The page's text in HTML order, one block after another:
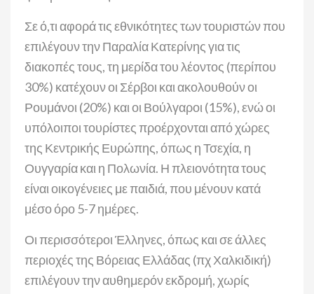
Σε ό,τι αφορά τις εθνικότητες των τουριστών που
επιλέγουν την Παραλία Κατερίνης για τις
διακοπές τους, τη μερίδα του λέοντος (περίπου
30%) κατέχουν οι Σέρβοι και ακολουθούν οι
Ρουμάνοι (20%) και οι Βούλγαροι (15%), ενώ οι
υπόλοιποι τουρίστες προέρχονται από χώρες
της Κεντρικής Ευρώπης, όπως η Τσεχία, η
Ουγγαρία και η Πολωνία. Η πλειονότητα τους
είναι οικογένειες με παιδιά, που μένουν κατά
μέσο όρο 5-7 ημέρες.
Οι περισσότεροι Έλληνες, όπως και σε άλλες
περιοχές της Βόρειας Ελλάδας (πχ Χαλκιδική)
επιλέγουν την αυθημερόν εκδρομή, χωρίς